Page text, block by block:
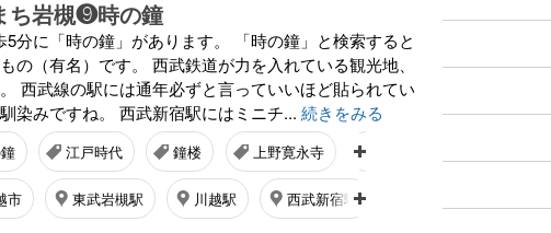
ち岩槻❾時の鐘
分に「時の鐘」があります。 「時の鐘」と検索すると
の（有名）です。 西武鉄道が力を入れている観光地、
西武線の駅には通年必ずと言っていいほど貼られてい
染みですね。 西武新宿駅にはミニチ... 続きをみる
江戸時代 鐘楼 上野寛永寺
市 東武岩槻駅 川越駅 西武新宿駅